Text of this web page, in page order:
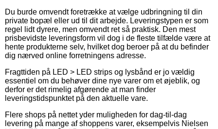
Du burde omvendt foretrække at vælge udbringning til din
private bopæl eller ud til dit arbejde. Leveringstypen er som
regel lidt dyrere, men omvendt ret så praktisk. Den mest
prisbevidste leveringsform vil dog i de fleste tilfælde være at
hente produkterne selv, hvilket dog beroer på at du befinder
dig nærved online forretningens adresse.
Fragttiden på LED > LED strips og lysbånd er jo vældig
essentiel om du behøver dine nye varer om et øjeblik, og
derfor er det rimelig afgørende at man finder
leveringstidspunktet på den aktuelle vare.
Flere shops på nettet yder muligheden for dag-til-dag
levering på mange af shoppens varer, eksempelvis Nielsen